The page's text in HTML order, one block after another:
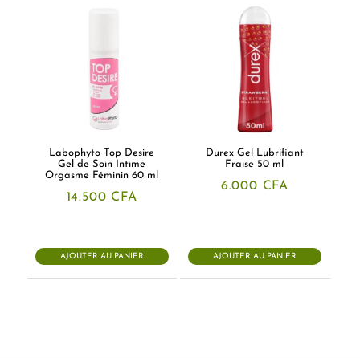
Labophyto Top Desire
Gel de Soin Intime
Orgasme Féminin 60 ml
14.500 CFA
AJOUTER AU PANIER
Durex Gel Lubrifiant
Fraise 50 ml
6.000 CFA
AJOUTER AU PANIER